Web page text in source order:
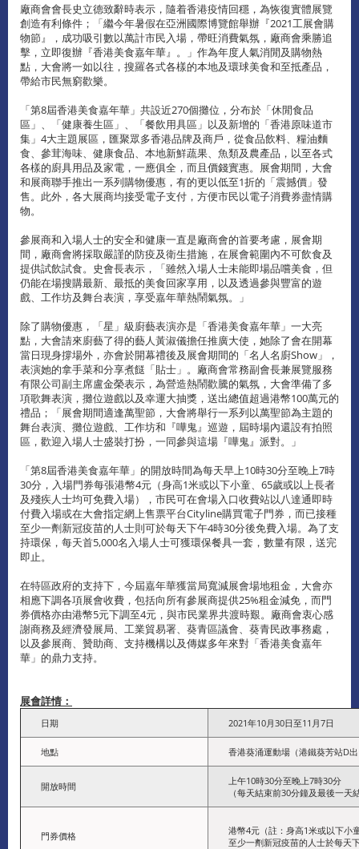
廠商會會長史立德致辭時表示，隨着香港疫情回穩，為恢復實體展覽
創造有利條件；「繼今年暑假在亞洲國際博覽館舉辦『2021工展會購
物節』，成功吸引數以萬計市民入場，帶旺消費氣氛，廠商會乘勝追
擊，立即復辦『香港美食嘉年華』。」作為年度人氣消閒及購物熱
點，大會將一如以往，搜羅各式各樣的本地及環球美食和至抵產品，
帶給市民無窮歡樂。
「第8屆香港美食嘉年華」共設近270個攤位，分布於「休閒食品
區」、「健康養生區」、「餐飲用具區」以及新增的「香港原味道市
集」4大主題展區，匯聚眾多香港品牌及商戶，從食品飲料、糧油麵
食、參茸海味、健康食品、本地新鮮蔬果、魚類及農產品，以至各式
各樣的廚具用品及家電，一應俱全，而且價錢實惠。展會期間，大會
和展商聯手推出一系列購物優惠，有的更以低至1折的「震撼價」發
售。此外，各大展商均接受電子支付，方便市民以電子消費券盡情購
物。
參展商和入場人士的安全和健康一直是廠商會的首要考慮，展會期
間，廠商會將採取嚴謹的防疫及衛生措施，在展會範圍內不可飲食及
提供試飲試食。史會長表示，「雖然入場人士未能即場品嚐美食，但
仍能在場搜購最新、最抵的美食回家享用，以及透過參與豐富的遊
戲、工作坊及舞台表演，享受嘉年華熱鬧氣氛。」
除了購物優惠，「星」級廚藝表演亦是「香港美食嘉年華」一大亮
點，大會請來廚藝了得的藝人黃淑儀擔任推廣大使，她除了會在開幕
當日現身撐場外，亦會於開幕禮後及展會期間的「名人名廚Show」，
表演她的拿手菜和分享煮餸「貼士」。廠商會常務副會長兼展覽服務
有限公司副主席盧金榮表示，為營造熱鬧歡騰的氣氛，大會準備了多
項歌舞表演，攤位遊戲以及幸運大抽獎，送出總值超過港幣100萬元的
禮品；「展會期間適逢萬聖節，大會將舉行一系列以萬聖節為主題的
舞台表演、攤位遊戲、工作坊和『嘩鬼』巡遊，屆時場內還設有拍照
區，歡迎入場人士盛裝打扮，一同參與這場『嘩鬼』派對。」
「第8屆香港美食嘉年華」的開放時間為每天早上10時30分至晚上7時
30分，入場門券每張港幣4元（身高1米或以下小童、65歲或以上長者
及殘疾人士均可免費入場），市民可在會場入口收費站以八達通即時
付費入場或在大會指定網上售票平台Cityline購買電子門券，而已接種
至少一劑新冠疫苗的人士則可於每天下午4時30分後免費入場。為了支
持環保，每天首5,000名入場人士可獲環保餐具一套，數量有限，送完
即止。
在特區政府的支持下，今屆嘉年華獲當局寬減展會場地租金，大會亦
相應下調各項展會收費，包括向所有參展商提供25%租金減免，而門
券價格亦由港幣5元下調至4元，與市民業界共渡時艱。廠商會衷心感
謝商務及經濟發展局、工業貿易署、葵青區議會、葵青民政事務處，
以及參展商、贊助商、支持機構以及傳媒多年來對「香港美食嘉年
華」的鼎力支持。
展會詳情：
日期 2021年10月30日至11月7日
地點 香港葵涌運動場（港鐵葵芳站D
開放時間
上午10時30分至晚上7時30分
（每天結束前30分鐘及最後一天
門券價格
港幣4元（註：身高1米或以下小
至少一劑新冠疫苗的人士於每天